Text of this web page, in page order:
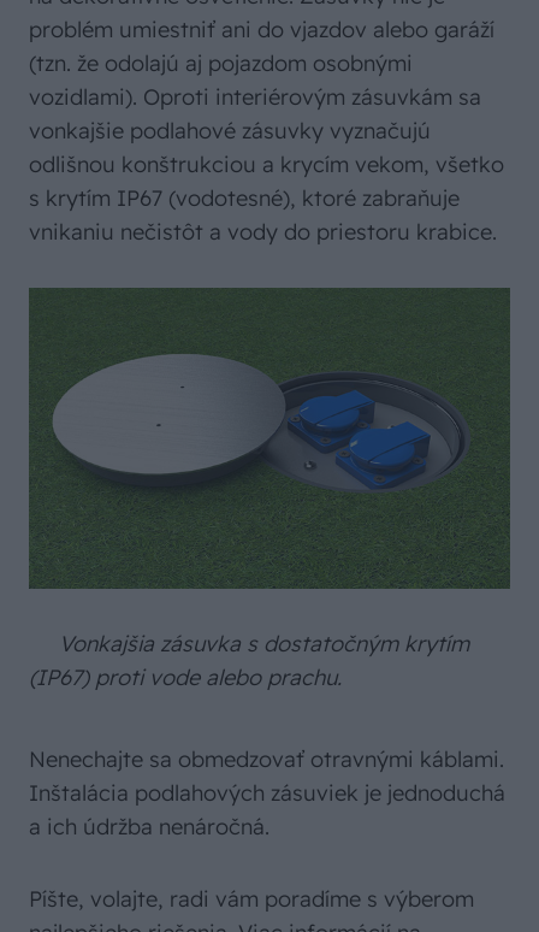
problém umiestniť ani do vjazdov alebo garáží
(tzn. že odolajú aj pojazdom osobnými
vozidlami). Oproti interiérovým zásuvkám sa
vonkajšie podlahové zásuvky vyznačujú
odlišnou konštrukciou a krycím vekom, všetko
s krytím IP67 (vodotesné), ktoré zabraňuje
vnikaniu nečistôt a vody do priestoru krabice.
Vonkajšia zásuvka s dostatočným krytím
(IP67) proti vode alebo prachu.
Nenechajte sa obmedzovať otravnými káblami.
Inštalácia podlahových zásuviek je jednoduchá
a ich údržba nenáročná.
Píšte, volajte, radi vám poradíme s výberom